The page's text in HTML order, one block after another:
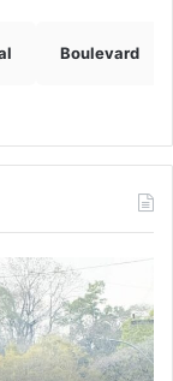
Boulevard
de